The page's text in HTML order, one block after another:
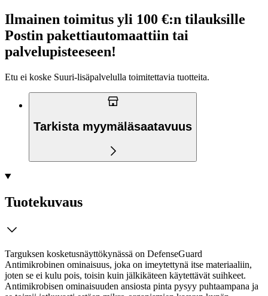
Ilmainen toimitus yli 100 €:n tilauksille
Postin pakettiautomaattiin tai
palvelupisteeseen!
Etu ei koske Suuri‑lisäpalvelulla toimitettavia tuotteita.
Tarkista myymäläsaatavuus
Tuotekuvaus
Targuksen kosketusnäyttökynässä on DefenseGuard
Antimikrobinen ominaisuus, joka on imeytettynä itse materiaaliin,
joten se ei kulu pois, toisin kuin jälkikäteen käytettävät suihkeet.
Antimikrobisen ominaisuuden ansiosta pinta pysyy puhtaampana ja